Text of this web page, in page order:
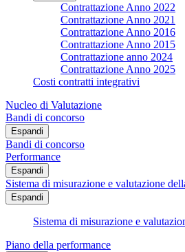
Contrattazione Anno 2022
Contrattazione Anno 2021
Contrattazione Anno 2016
Contrattazione Anno 2015
Contrattazione anno 2024
Contrattazione Anno 2025
Costi contratti integrativi
Nucleo di Valutazione
Bandi di concorso
Espandi
Bandi di concorso
Performance
Espandi
Sistema di misurazione e valutazione
Espandi
Sistema di misurazione e
Piano della performance